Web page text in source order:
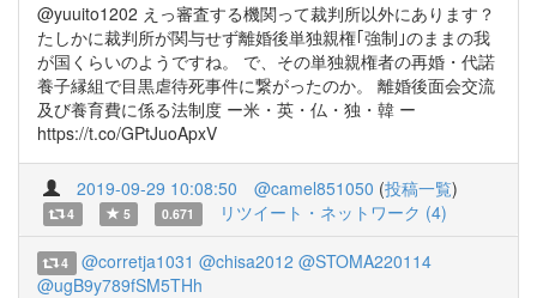
@yuuito1202 えっ審査する機関って裁判所以外にあります？
たしかに裁判所が関与せず離婚後単独親権｢強制｣のままの我
が国くらいのようですね。 で、その単独親権者の再婚・代諾
養子縁組で目黒虐待死事件に繋がったのか。 離婚後面会交流
及び養育費に係る法制度 ー米・英・仏・独・韓 ー
https://t.co/GPtJuoApxV
2019-09-29 10:08:50 @camel851050 (投稿一覧)
4 5 0.671 リツイート・ネットワーク (4)
4 @corretja1031 @chisa2012 @STOMA220114
@ugB9y789fSM5THh